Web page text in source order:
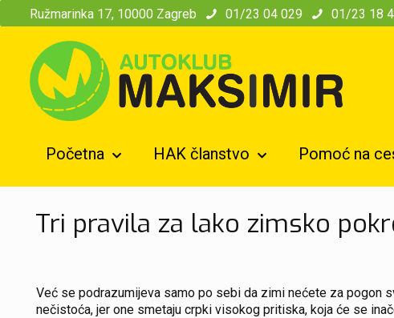
Ružmarinka 17, 10000 Zagreb 01/23 04 029 01/23 18
Početna HAK članstvo Pomoć na
Tri pravila za lako zimsko
Već se podrazumijeva samo po sebi da zimi nećete za pogon
nečistoća, jer one smetaju crpki visokog pritiska, koja će se
modal-check